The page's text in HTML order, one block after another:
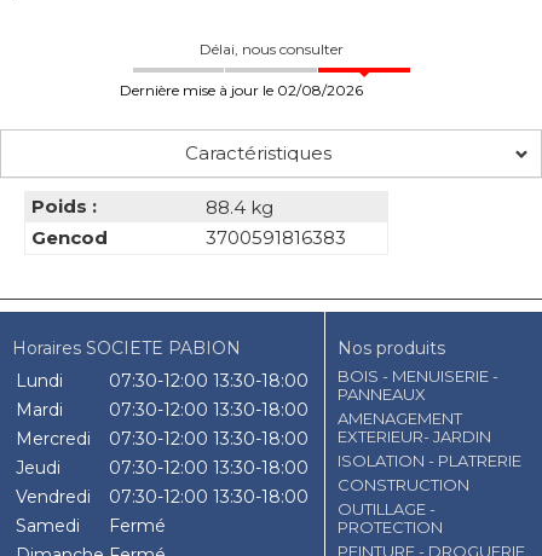
Délai, nous consulter
Dernière mise à jour le 02/08/2026
Caractéristiques
Poids :
88.4 kg
Gencod
3700591816383
Horaires SOCIETE PABION
Lundi
07:30-12:00 13:30-18:00
Mardi
07:30-12:00 13:30-18:00
Mercredi
07:30-12:00 13:30-18:00
Jeudi
07:30-12:00 13:30-18:00
Vendredi
07:30-12:00 13:30-18:00
Samedi
Fermé
Nos produits
BOIS - MENUISERIE -
PANNEAUX
AMENAGEMENT
EXTERIEUR- JARDIN
ISOLATION - PLATRERIE
CONSTRUCTION
OUTILLAGE -
PROTECTION
PEINTURE - DROGUERIE